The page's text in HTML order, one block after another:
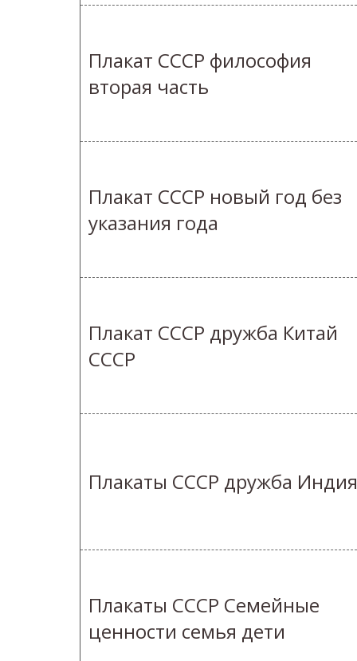
Плакат СССР философия
вторая часть
Плакат СССР новый год без
указания года
Плакат СССР дружба Китай
СССР
Плакаты СССР дружба Индия
Плакаты СССР Семейные
ценности семья дети